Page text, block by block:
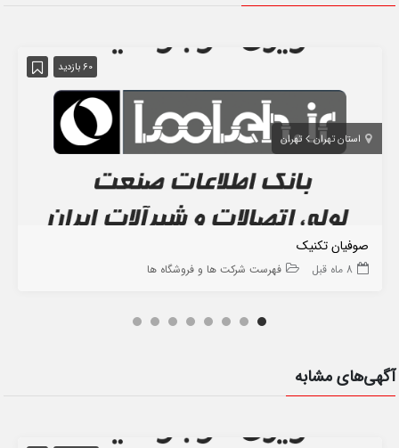
60 بازدید
استان تهران تهران
صوفیان تکنیک
8 ماه قبل فهرست شرکت ها و فروشگاه ها
آگهی‌های مشابه